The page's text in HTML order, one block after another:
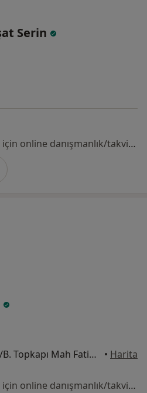
Serin
Bu uzman ilgili adres için online danışmanlık/takvim sunmuyor.
Tatlıpınar Cad. No:11/B. Topkapı Mah Fatih, İstanbul • Harita
Bu uzman ilgili adres için online danışmanlık/takvim sunmuyor.